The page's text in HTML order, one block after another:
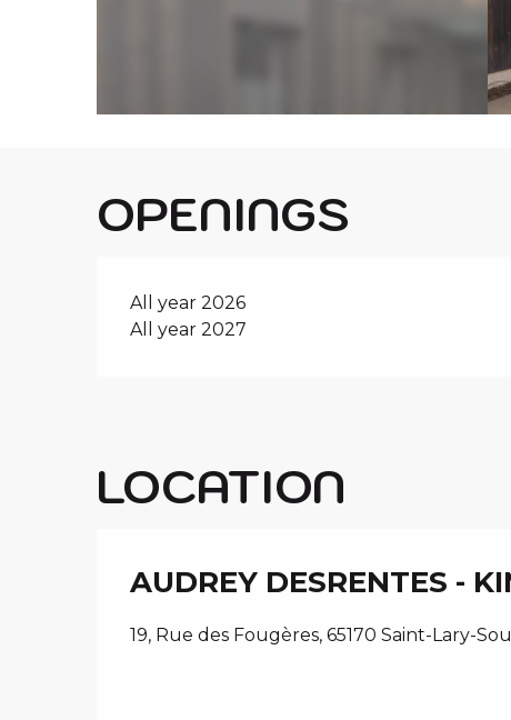
OPENINGS
All year 2026
All year 2027
LOCATION
AUDREY DESRENTES -
19, Rue des Fougères, 65170 Saint-Lary-